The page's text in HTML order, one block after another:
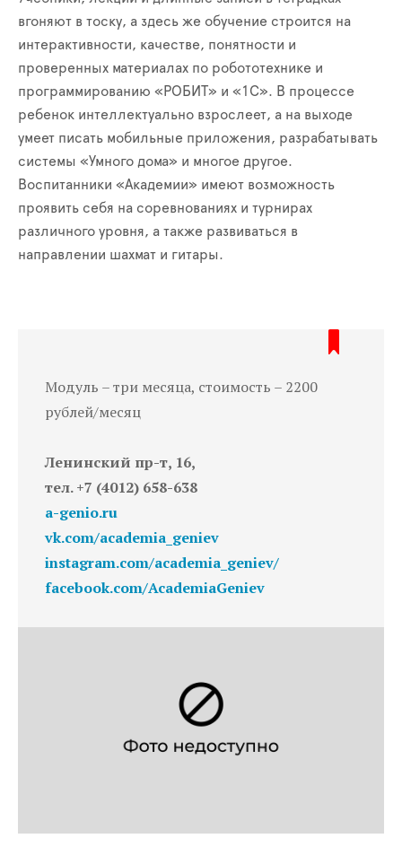
вгоняют в тоску, а здесь же обучение строится на
интерактивности, качестве, понятности и
проверенных материалах по робототехнике и
программированию «РОБИТ» и «1С». В процессе
ребенок интеллектуально взрослеет, а на выходе
умеет писать мобильные приложения, разрабатывать
системы «Умного дома» и многое другое.
Воспитанники «Академии» имеют возможность
проявить себя на соревнованиях и турнирах
различного уровня, а также развиваться в
направлении шахмат и гитары.
Модуль – три месяца, стоимость – 2200
рублей/месяц
Ленинский пр-т, 16,
тел. +7 (4012) 658-638
a-genio.ru
vk.com/academia_geniev
instagram.com/academia_geniev/
facebook.com/AcademiaGeniev